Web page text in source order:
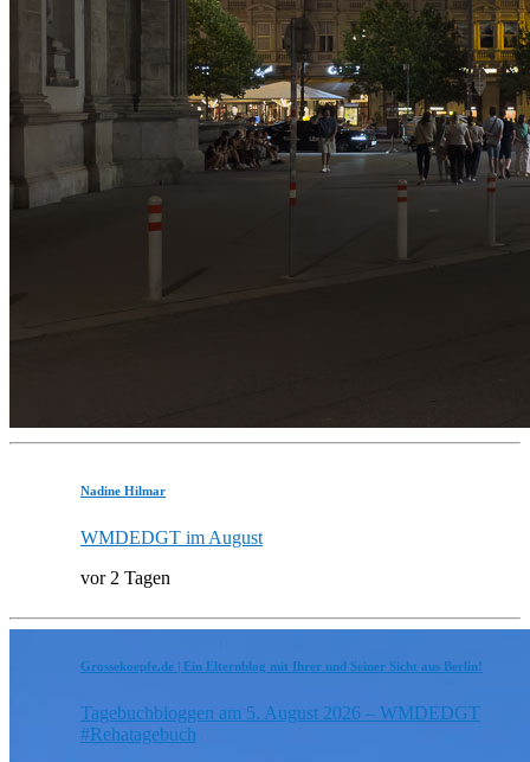
Nadine Hilmar
WMDEDGT im August
vor 2 Tagen
Grossekoepfe.de | Ein Elternblog mit Ihrer und Seiner Sicht aus Berlin!
Tagebuchbloggen am 5. August 2026 – WMDEDGT
#Rehatagebuch